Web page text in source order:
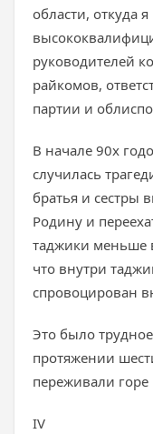
области, откуда
руководителей
райкомов,
партии и
В начале 90х
случилась
братья и сестры
Родину и
таджики меньше
что внутри
спровоцирован
Это было
протяжении
переживали горе
IV